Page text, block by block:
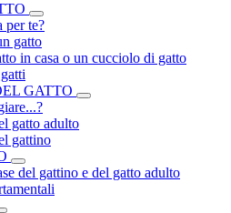
per te?
gatto
in casa o un cucciolo di gatto
GATTO
gatto adulto
gattino
del gattino e del gatto adulto